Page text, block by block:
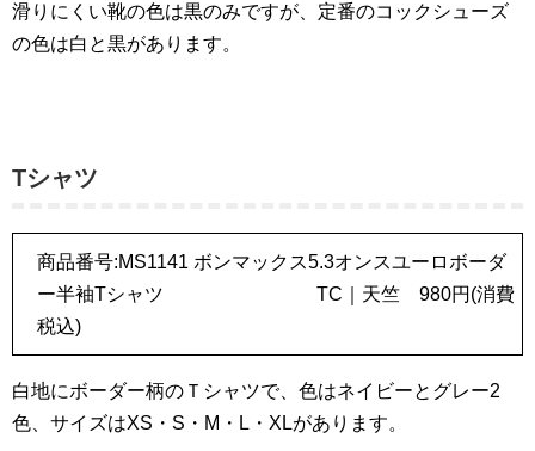
滑りにくい靴の色は黒のみですが、定番のコックシューズ
の色は白と黒があります。
Tシャツ
商品番号:MS1141 ボンマックス5.3オンスユーロボーダ
ー半袖Tシャツ TC｜天竺 980円(消費
税込)
白地にボーダー柄のＴシャツで、色はネイビーとグレー2
色、サイズはXS・S・M・L・XLがあります。